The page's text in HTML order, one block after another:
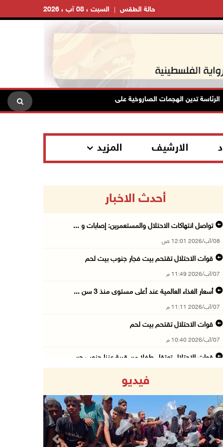
السبت ، 08 آب ، 2026 حالة الطقس
تدين الهجمات الصاروخية على المملكة العربية السعودية والجمهورية اليمنية
الارشيف المزيد
أحدث الاخبار
تواصل انتهاكات الاحتلال والمستعمرين: إصابات و ...
08/آب/2026 12:01 ص
قوات الاحتلال تقتحم بيت فجار جنوب بيت لحم
07/آب/2026 11:49 م
أسعار الغذاء العالمية عند أعلى مستوى منذ 3 سن ...
07/آب/2026 11:11 م
قوات الاحتلال تقتحم بيت لحم
07/آب/2026 10:40 م
قوات الاحتلال تعتقل طفلا من قرية عنزا جنوب جن ...
07/آب/2026 10:15 م
الاحتلال يعيق تنقل المواطنين ويقتحم بلدات شرق ...
07/آب/2026 08:52 م
فيديو
Previous Next